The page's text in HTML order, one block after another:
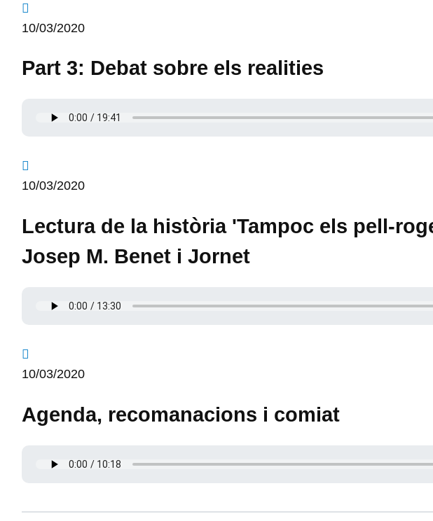
10/03/2020
Part 3: Debat sobre els realities
10/03/2020
Lectura de la història 'Tampoc els pell-
Josep M. Benet i Jornet
10/03/2020
Agenda, recomanacions i comiat